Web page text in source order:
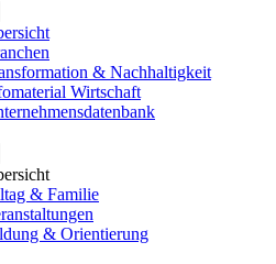
& Nachhaltigkeit
Wirtschaft
& Familie
& Orientierung